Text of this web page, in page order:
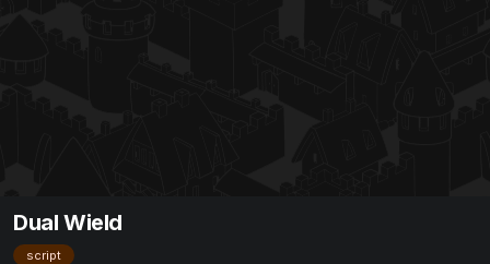
Dual Wield
script